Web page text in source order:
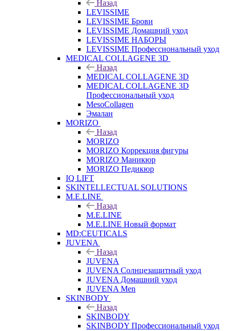
Назад
LEVISSIME
LEVISSIME Брови
LEVISSIME Домашний уход
LEVISSIME НАБОРЫ
LEVISSIME Профессиональный уход
MEDICAL COLLAGENE 3D
Назад
MEDICAL COLLAGENE 3D
MEDICAL COLLAGENE 3D
Профессиональный уход
MesoCollagen
Эмалан
MORIZO
Назад
MORIZO
MORIZO Коррекция фигуры
MORIZO Маникюр
MORIZO Педикюр
IQ LIFT
SKINTELLECTUAL SOLUTIONS
M.E.LINE
Назад
M.E.LINE
M.E.LINE Новый формат
MD:CEUTICALS
JUVENA
Назад
JUVENA
JUVENA Солнцезащитный уход
JUVENA Домашний уход
JUVENA Men
SKINBODY
Назад
SKINBODY
SKINBODY Профессиональный уход